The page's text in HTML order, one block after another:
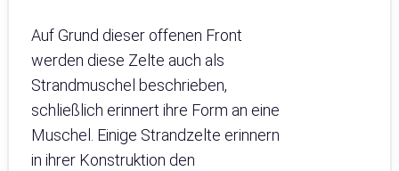
Auf Grund dieser offenen Front
werden diese Zelte auch als
Strandmuschel beschrieben,
schließlich erinnert ihre Form an eine
Muschel. Einige Strandzelte erinnern
in ihrer Konstruktion den